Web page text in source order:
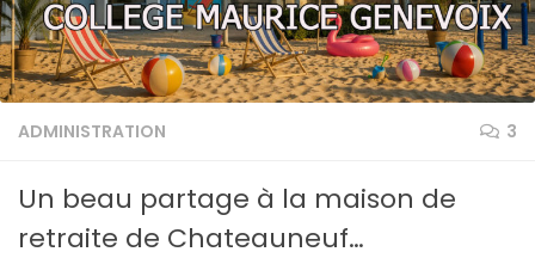
ADMINISTRATION 3
Un beau partage à la maison de
retraite de Chateauneuf…